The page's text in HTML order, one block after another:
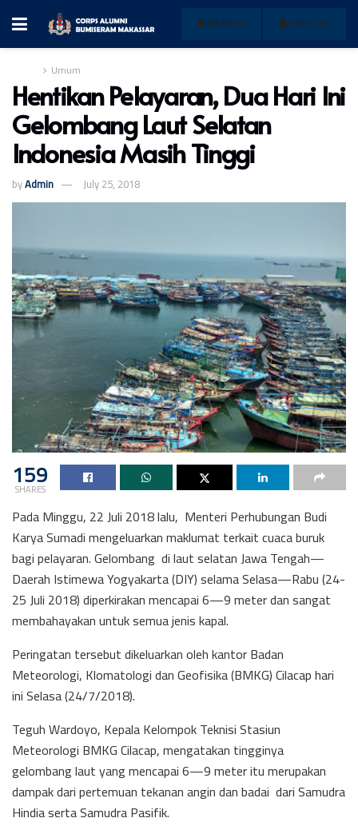
MEMBER REGISTER
Umum
Hentikan Pelayaran, Dua Hari Ini
Gelombang Laut Selatan
Indonesia Masih Tinggi
byAdmin July 25, 2018
159
SHARES
Pada Minggu, 22 Juli 2018 lalu, Menteri Perhubungan Budi
Karya Sumadi mengeluarkan maklumat terkait cuaca buruk
bagi pelayaran. Gelombang di laut selatan Jawa Tengah—
Daerah Istimewa Yogyakarta (DIY) selama Selasa—Rabu (24-
25 Juli 2018) diperkirakan mencapai 6—9 meter dan sangat
membahayakan untuk semua jenis kapal.
Peringatan tersebut dikeluarkan oleh kantor Badan
Meteorologi, Klomatologi dan Geofisika (BMKG) Cilacap hari
ini Selasa (24/7/2018).
Teguh Wardoyo, Kepala Kelompok Teknisi Stasiun
Meteorologi BMKG Cilacap, mengatakan tingginya
gelombang laut yang mencapai 6—9 meter itu merupakan
dampak dari pertemuan tekanan angin dan badai dari Samudra
Hindia serta Samudra Pasifik.